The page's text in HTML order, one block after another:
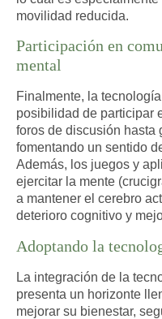
movilidad reducida.
Participación en
mental
Finalmente, la
posibilidad de participar
foros de discusión hasta
fomentando un sentido
Además, los juegos y
ejercitar la mente
a mantener el cerebro
deterioro cognitivo y
Adoptando la
La integración de la
presenta un horizonte
mejorar su bienestar,